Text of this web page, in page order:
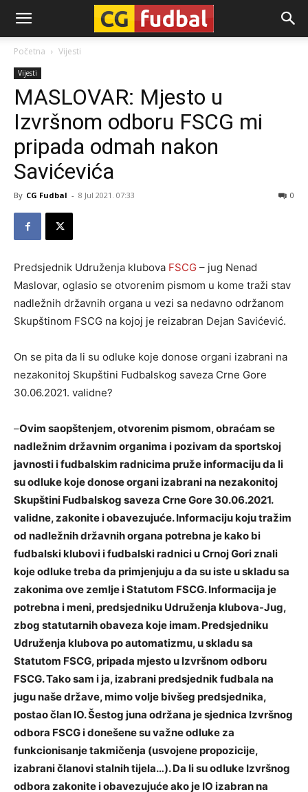
CG-
Fudbal
Početna Vijesti
Vijesti
MASLOVAR: Mjesto u
Izvršnom odboru FSCG mi
pripada odmah nakon
Savićevića
By CG Fudbal - 8 Jul 2021. 07:33 0
Predsjednik Udruženja klubova FSCG – jug Nenad
Maslovar, oglasio se otvorenim pismom u kome traži stav
nadležnih državnih organa u vezi sa nedavno održanom
Skupštinom FSCG na kojoj je reizabran Dejan Savićević.
On se pita da li su odluke koje donose organi izabrani na
nezakonitoj Skupštini Fudbalskog saveza Crne Gore
30.06.2021. validne?
–Ovim saopštenjem, otvorenim pismom, obraćam se
nadležnim državnim organima i pozivam da sportskoj
javnosti i fudbalskim radnicima pruže informaciju da li
su odluke koje donose organi izabrani na nezakonitoj
Skupštini Fudbalskog saveza Crne Gore 30.06.2021.
validne, zakonite i obavezujuće. Informaciju koju tražim
od nadležnih državnih organa potrebna je kako bi
fudbalski klubovi i fudbalski radnici u Crnoj Gori znali
koje odluke treba da primjenjuju a da su iste u skladu sa
zakonima ove zemlje i Statutom FSCG. Informacija je
potrebna i meni, predsjedniku Udruženja klubova-Jug,
zbog statutarnih obaveza koje imam. Predsjedniku
Udruženja klubova po automatizmu, u skladu sa
Statutom FSCG, pripada mjesto u Izvršnom odboru
FSCG. Tako sam i ja, izabrani predsjednik fudbala na
jugu naše države, mimo volje bivšeg predsjednika,
postao član IO. Šestog juna održana je sjednica Izvršnog
odbora FSCG i donešene su važne odluke za
funkcionisanje takmičenja (usvojene propozicije,
izabrani članovi stalnih tijela…). Da li su odluke Izvršnog
odbora zakonite i obavezujuće ako je IO izabran na